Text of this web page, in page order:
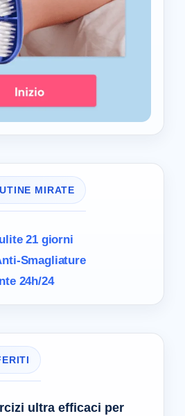
MIRATE
21 giorni
Smagliature
24h/24
ultra efficaci per